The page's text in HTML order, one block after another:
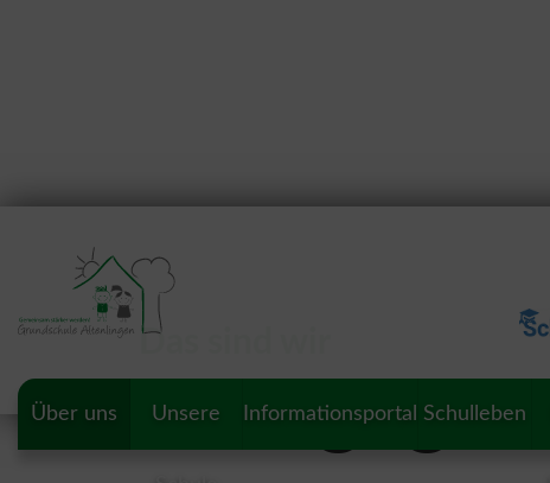
Über uns Unsere Informationsportal Schulleben
Das sind wir